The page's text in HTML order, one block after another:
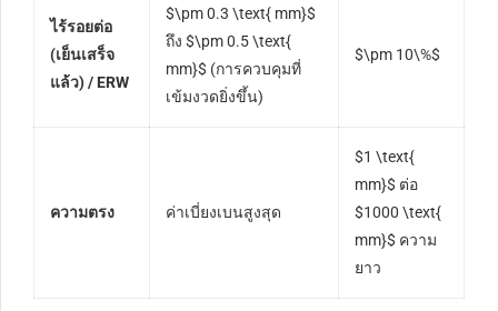
ไร้รอยต่อ
(เย็นเสร็จ
แล้ว) / ERW
$\pm 0.3 \text{ mm}$
ถึง $\pm 0.5 \text{
mm}$ (การควบคุมที่
เข้มงวดยิ่งขึ้น)
$\pm 10\%$
ความตรง ค่าเบี่ยงเบนสูงสุด
$1 \text{
mm}$ ต่อ
$1000 \text{
mm}$ ความ
ยาว